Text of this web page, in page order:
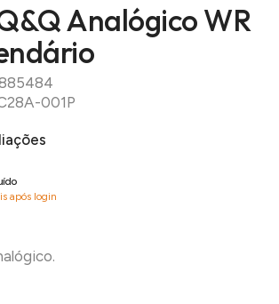
Analógico WR
001P
após login